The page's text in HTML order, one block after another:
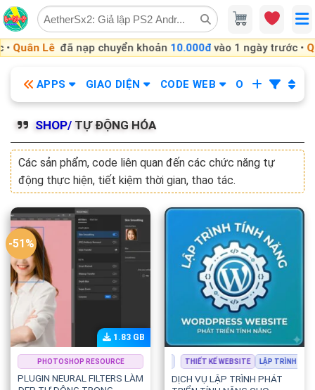
Lê đã nạp chuyển khoản10.000đvào 1 ngày trước •
Skip
to
content
APPS GIAO DIỆN CODE WEB OBS KHÓA
SHOP/ TỰ ĐỘNG HÓA
Các sản phẩm, code liên quan đến các chức năng tự
động thực hiện, tiết kiệm thời gian, thao tác.
-51%
PHOTOSHOP RESOURCE
1.83 GB
PLUGIN NEURAL FILTERS LÀM
THIẾT KẾ WEBSITE LẬP TRÌNH & PHÁT TRIỂN THIẾT KẾ WEBSITE LẬP TRÌNH &
DỊCH VỤ LẬP TRÌNH PHÁT